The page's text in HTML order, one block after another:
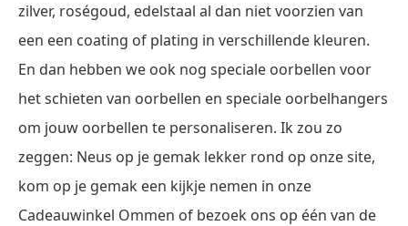
zilver, roségoud, edelstaal al dan niet voorzien van
een een coating of plating in verschillende kleuren.
En dan hebben we ook nog speciale oorbellen voor
het schieten van oorbellen en speciale oorbelhangers
om jouw oorbellen te personaliseren. Ik zou zo
zeggen: Neus op je gemak lekker rond op onze site,
kom op je gemak een kijkje nemen in onze
Cadeauwinkel Ommen of bezoek ons op één van de